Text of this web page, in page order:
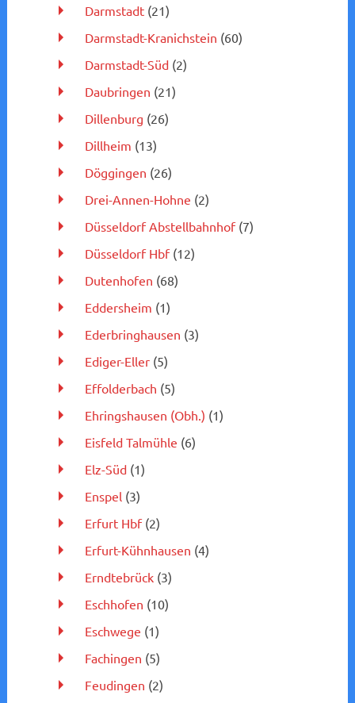
Darmstadt(21)
Darmstadt-Kranichstein (60)
Darmstadt-Süd(2)
Daubringen (21)
Dillenburg (26)
Dillheim (13)
Döggingen (26)
Drei-Annen-Hohne (2)
Düsseldorf Abstellbahnhof(7)
Düsseldorf Hbf(12)
Dutenhofen (68)
Eddersheim (1)
Ederbringhausen (3)
Ediger-Eller(5)
Effolderbach (5)
Ehringshausen (Obh.) (1)
Eisfeld Talmühle (6)
Elz-Süd(1)
Enspel(3)
Erfurt Hbf(2)
Erfurt-Kühnhausen (4)
Erndtebrück(3)
Eschhofen (10)
Eschwege (1)
Fachingen (5)
Feudingen (2)